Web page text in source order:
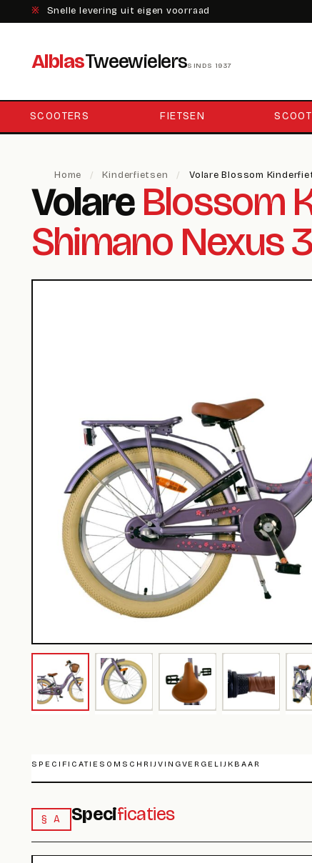
※ Snelle levering uit eigen voorraad
AlblasTweewielersSINDS 1937
SCOOTERS FIETSEN
Home / Kinderfietsen / Volare Blossom
VolareBlossom
Shimano Nexus
SPECIFICATIES OMSCHRIJVINGVERGELIJKBAAR
§ A Specificaties